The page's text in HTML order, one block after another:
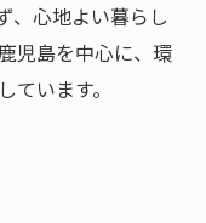
、心地よい暮らし
児島を中心に、環
います。